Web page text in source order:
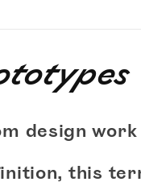
design
this